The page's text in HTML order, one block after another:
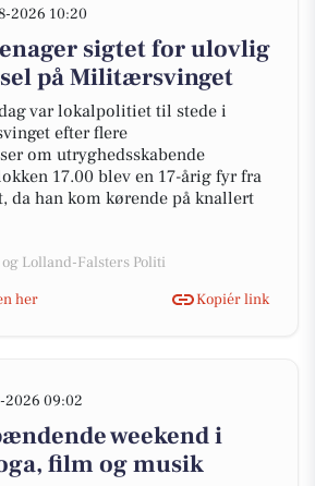
2026 10:20
sigtet for ulovlig
på Militærsvinget
var lokalpolitiet til stede i
efter flere
om utryghedsskabende
17.00 blev en 17-årig fyr fra
da han kom kørende på knallert
Lolland-Falsters Politi
her
Kopiér link
2026 09:02
weekend i
film og musik